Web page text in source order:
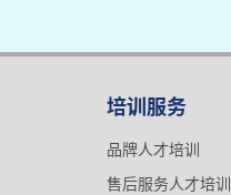
培训服务
品牌人才培训
售后服务人才培训